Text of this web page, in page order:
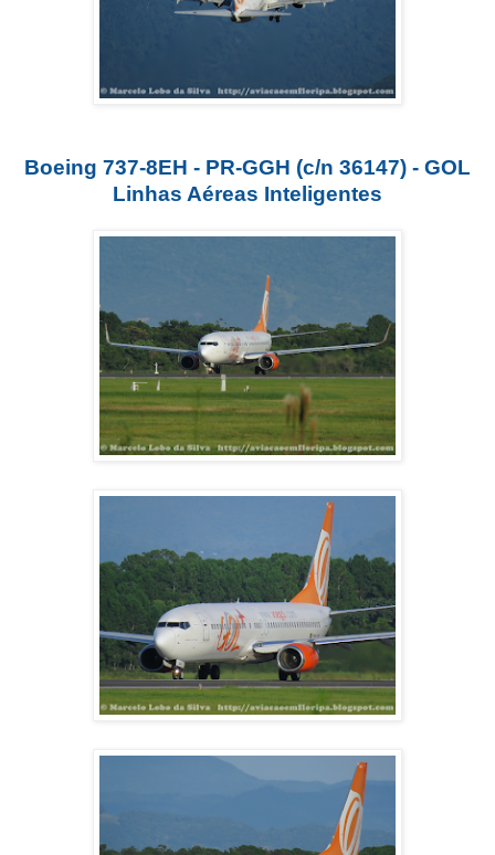
Boeing 737-8EH - PR-GGH (c/n 36147) - GOL
Linhas Aéreas Inteligentes